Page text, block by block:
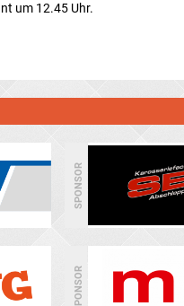
um 12.45 Uhr.
SPONSOR
SPONSOR